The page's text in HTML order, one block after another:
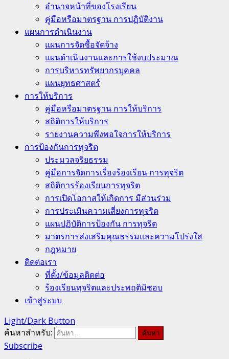
อำนาจหน้าที่ของโรงเรียน
คู่มือหรือมาตรฐาน การปฏิบัติงาน
แผนการดำเนินงาน
แผนการจัดซื้อจัดจ้าง
แผนดำเนินงานและการใช้งบประมาณ
การบริหารทรัพยากรบุคคล
แผนยุทธศาสตร์
การให้บริการ
คู่มือหรือมาตรฐาน การให้บริการ
สถิติการให้บริการ
รายงานความพึงพอใจการให้บริการ
การป้องกันการทุจริต
ประมวลจริยธรรม
คู่มือการจัดการเรื่องร้องเรียน การทุจริต
สถิติการร้องเรียนการทุจริต
การเปิดโอกาสให้เกิดการ มีส่วนร่วม
การประเมินความเสี่ยงการทุจริต
แผนปฏิบัติการป้องกัน การทุจริต
มาตรการส่งเสริมคุณธรรมและความโปร่งใส
กฎหมาย
ติดต่อเรา
ที่ตั้ง/ข้อมูลติดต่อ
ร้องเรียนทุจริตและประพฤติมิชอบ
เข้าสู่ระบบ
Light/Dark Button
ค้นหาสำหรับ:
Subscribe